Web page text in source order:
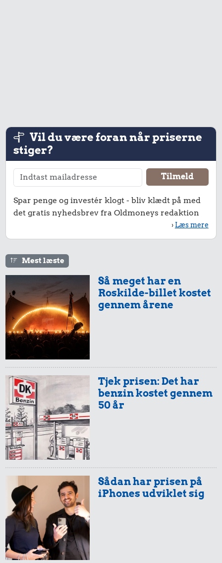
0,04 kr.
Tyggegummi
Komfur
0,68 kr.
Franskbrød
16 kr.
Dæk 12 kr.
228 kr.
Cykel
3,60 kr.
Biografbillet
0,91 kr.
209 kr.
Kat
Vil du være foran når priserne
stiger?
Spar penge og investér klogt - bliv klædt på med
det gratis nyhedsbrev fra Oldmoneys redaktion
› Læs mere
Mest læste
Så meget har en
Roskilde-billet kostet
gennem årene
Tjek prisen: Det har
benzin kostet gennem
50 år
Sådan har prisen på
iPhones udviklet sig